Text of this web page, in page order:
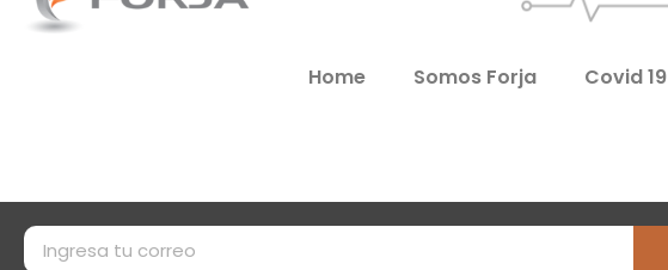
Home Somos Forja Covid 19